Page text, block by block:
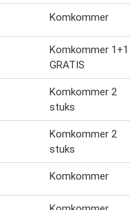
Komkommer
Komkommer 1+1
GRATIS
Komkommer 2
stuks
Komkommer 2
stuks
Komkommer